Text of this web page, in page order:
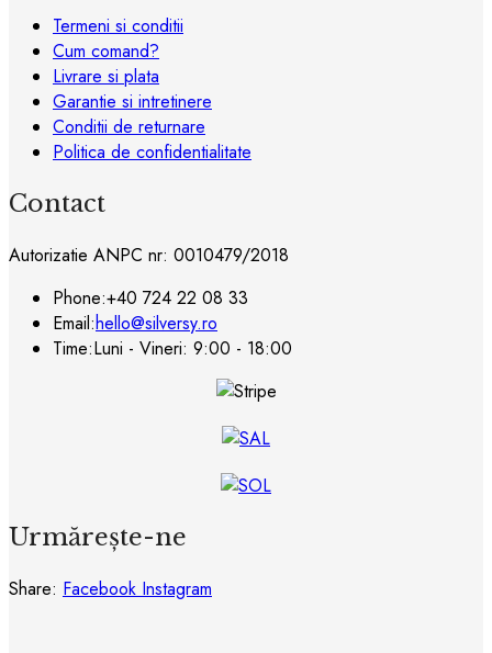
alese
în
pagina
produsului.
Termeni si conditii
Cum comand?
Livrare si plata
Garantie si intretinere
Conditii de returnare
Politica de confidentialitate
Contact
Autorizatie ANPC nr: 0010479/2018
Phone:+40 724 22 08 33
Email:hello@silversy.ro
Time:Luni - Vineri: 9:00 - 18:00
Urmărește-ne
Share: Facebook Instagram